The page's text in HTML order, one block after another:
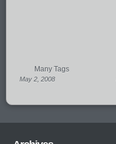
Many Tags
May 2, 2008